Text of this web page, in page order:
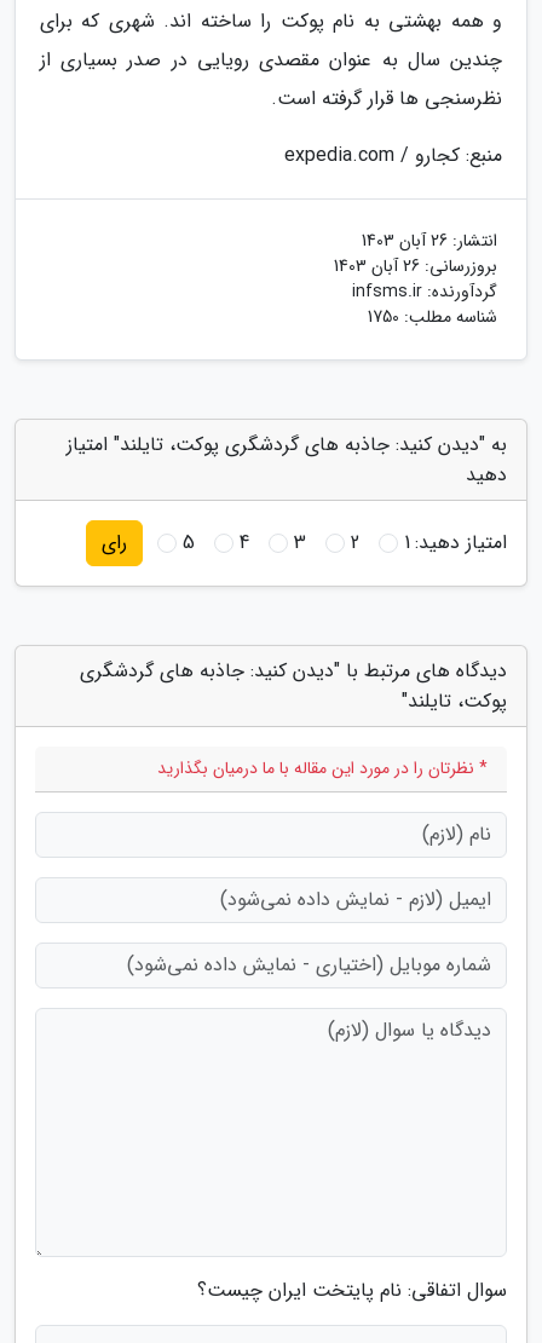
و همه بهشتی به نام پوکت را ساخته اند. شهری که برای
چندین سال به عنوان مقصدی رویایی در صدر بسیاری از
نظرسنجی ها قرار گرفته است.
منبع: کجارو / expedia.com
انتشار: 26 آبان 1403
بروزرسانی: 26 آبان 1403
گردآورنده: infsms.ir
شناسه مطلب: 1750
به "دیدن کنید: جاذبه های گردشگری پوکت، تایلند" امتیاز
دهید
امتیاز دهید:1
2
3
4
5 رای
دیدگاه های مرتبط با "دیدن کنید: جاذبه های گردشگری
پوکت، تایلند"
* نظرتان را در مورد این مقاله با ما درمیان بگذارید
سوال اتفاقی: نام پایتخت ایران چیست؟